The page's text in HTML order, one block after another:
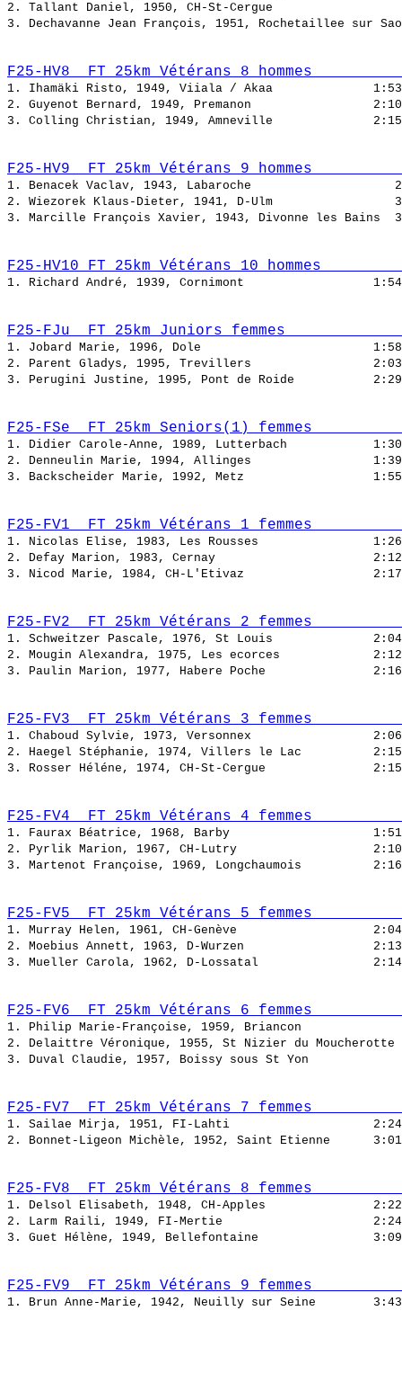
2. Tallant Daniel, 1950, CH-St-
3. Dechavanne Jean François, 1951, Rochetaillee sur
F25-HV8  FT 25km Vétérans 8 hommes
1. Ihamäki Risto, 1949, Viiala / Akaa
2. Guyenot Bernard, 1949, Premanon
3. Colling Christian, 1949, Amneville
F25-HV9  FT 25km Vétérans 9 hommes
1. Benacek Vaclav, 1943, Labaroche
2. Wiezorek Klaus-Dieter, 1941, D-Ulm
3. Marcille François Xavier, 1943, Divonne les Bains
F25-HV10 FT 25km Vétérans 10 hommes
1. Richard André, 1939, Cornimont
F25-FJu  FT 25km Juniors femmes
1. Jobard Marie, 1996, Dole
2. Parent Gladys, 1995, Trevillers
3. Perugini Justine, 1995, Pont de Roide
F25-FSe  FT 25km Seniors(1) femmes
1. Didier Carole-Anne, 1989, Lutterbach
2. Denneulin Marie, 1994, Allinges
3. Backscheider Marie, 1992, Metz
F25-FV1  FT 25km Vétérans 1 femmes
1. Nicolas Elise, 1983, Les Rousses
2. Defay Marion, 1983, Cernay
3. Nicod Marie, 1984, CH-L'Etivaz
F25-FV2  FT 25km Vétérans 2 femmes
1. Schweitzer Pascale, 1976, St Louis
2. Mougin Alexandra, 1975, Les ecorces
3. Paulin Marion, 1977, Habere Poche
F25-FV3  FT 25km Vétérans 3 femmes
1. Chaboud Sylvie, 1973, Versonnex
2. Haegel Stéphanie, 1974, Villers le Lac
3. Rosser Héléne, 1974, CH-St-Cergue
F25-FV4  FT 25km Vétérans 4 femmes
1. Faurax Béatrice, 1968, Barby
2. Pyrlik Marion, 1967, CH-Lutry
3. Martenot Françoise, 1969, Longchaumois
F25-FV5  FT 25km Vétérans 5 femmes
1. Murray Helen, 1961, CH-Genève
2. Moebius Annett, 1963, D-Wurzen
3. Mueller Carola, 1962, D-Lossatal
F25-FV6  FT 25km Vétérans 6 femmes
1. Philip Marie-Françoise, 1959,
2. Delaittre Véronique, 1955, St Nizier du
3. Duval Claudie, 1957, Boissy sous St
F25-FV7  FT 25km Vétérans 7 femmes
1. Sailae Mirja, 1951, FI-Lahti
2. Bonnet-Ligeon Michèle, 1952, Saint Etienne
F25-FV8  FT 25km Vétérans 8 femmes
1. Delsol Elisabeth, 1948, CH-Apples
2. Larm Raili, 1949, FI-Mertie
3. Guet Hélène, 1949, Bellefontaine
F25-FV9  FT 25km Vétérans 9 femmes
1. Brun Anne-Marie, 1942, Neuilly sur Seine